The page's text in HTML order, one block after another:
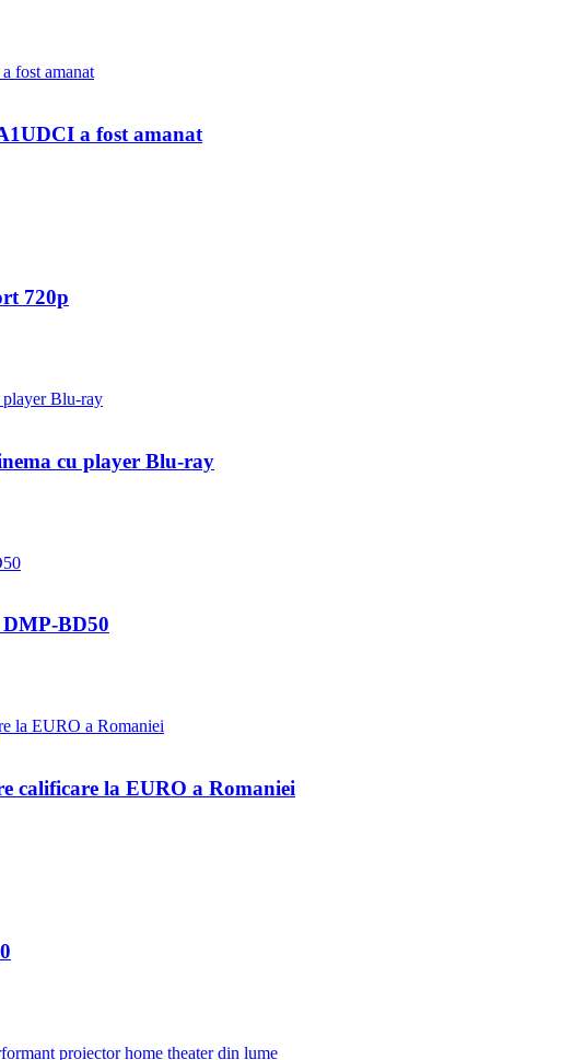
a fost amanat
720p
cu player Blu-ray
BD50
calificare la EURO a Romaniei